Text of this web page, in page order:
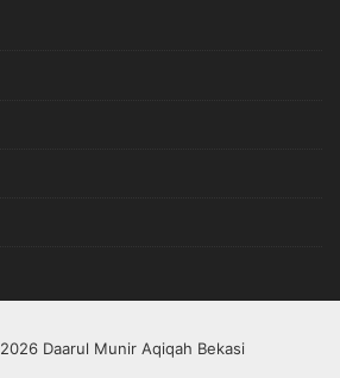
Daarul Munir Aqiqah Bekasi